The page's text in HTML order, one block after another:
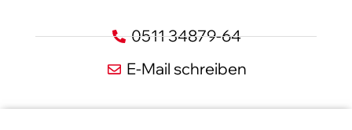
0511 34879-64
E-Mail schreiben